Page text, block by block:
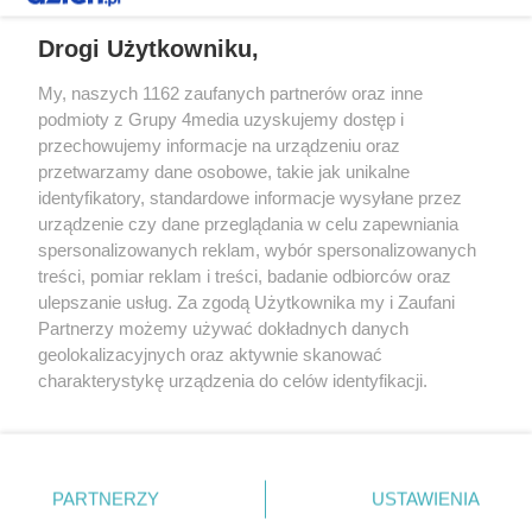
Redakcja Reklama Prywatność
Praca Łódź
the:protocol
Facebook.com
Youtube.com
Drogi Użytkowniku,
My, naszych 1162 zaufanych partnerów oraz inne
podmioty z Grupy 4media uzyskujemy dostęp i
przechowujemy informacje na urządzeniu oraz
przetwarzamy dane osobowe, takie jak unikalne
identyfikatory, standardowe informacje wysyłane przez
urządzenie czy dane przeglądania w celu zapewniania
spersonalizowanych reklam, wybór spersonalizowanych
treści, pomiar reklam i treści, badanie odbiorców oraz
ulepszanie usług. Za zgodą Użytkownika my i Zaufani
Partnerzy możemy używać dokładnych danych
geolokalizacyjnych oraz aktywnie skanować
charakterystykę urządzenia do celów identyfikacji.
zmienić/wycofać klikając przycisk ustawień prywatności
znajdujący się w lewym dolnym rogu strony
. Niektóre
PARTNERZY USTAWIENIA